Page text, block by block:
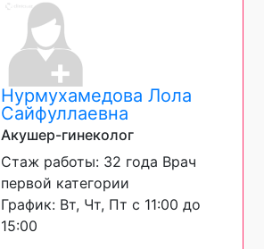
Нурмухамедова Лола
Сайфуллаевна
Акушер-гинеколог
Стаж работы: 32 года Врач
первой категории
График: Вт, Чт, Пт с 11:00 до
15:00